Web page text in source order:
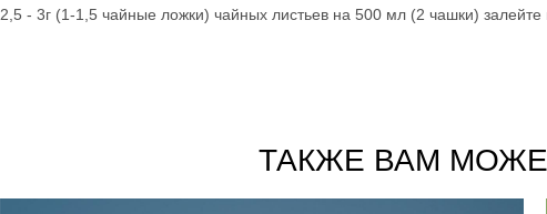
2,5 - 3г (1-1,5 чайные ложки) чайных листьев на 500 мл (2 чашки)
ТАКЖЕ ВАМ